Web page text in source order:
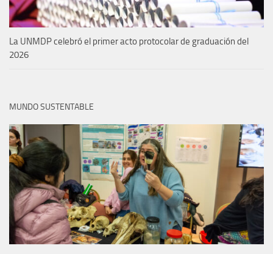
La UNMDP celebró el primer acto protocolar de graduación del
2026
MUNDO SUSTENTABLE